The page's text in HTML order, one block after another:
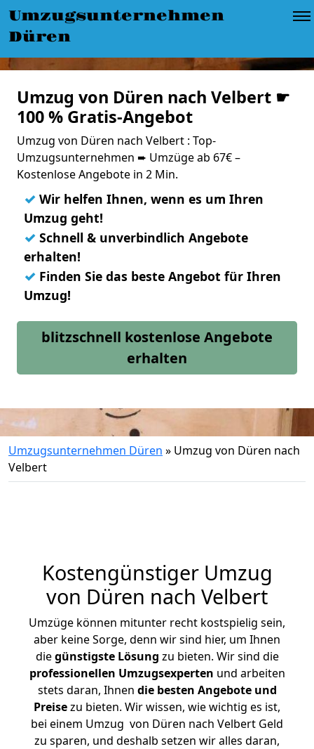
Umzugsunternehmen
Düren
Umzug von Düren nach Velbert ☛
100 % Gratis-Angebot
Umzug von Düren nach Velbert : Top-
Umzugsunternehmen ➨ Umzüge ab 67€ –
Kostenlose Angebote in 2 Min.
✓ Wir helfen Ihnen, wenn es um Ihren
Umzug geht!
✓ Schnell & unverbindlich Angebote
erhalten!
✓ Finden Sie das beste Angebot für Ihren
Umzug!
blitzschnell kostenlose Angebote
erhalten
Umzugsunternehmen Düren » Umzug von Düren nach
Velbert
Kostengünstiger Umzug
von Düren nach Velbert
Umzüge können mitunter recht kostspielig sein,
aber keine Sorge, denn wir sind hier, um Ihnen
diegünstigste Lösung zu bieten. Wir sind die
professionellen Umzugsexperten und arbeiten
stets daran, Ihnen die besten Angebote und
Preisezu bieten. Wir wissen, wie wichtig es ist,
bei einem Umzug von Düren nach Velbert Geld
zu sparen, und deshalb setzen wir alles daran,